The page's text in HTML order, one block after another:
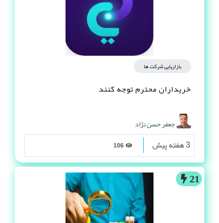
بازاریابی شرکت ها
خریداران محترم توجه کنند
جعفر حسن نژاد
3 هفته پیش
21